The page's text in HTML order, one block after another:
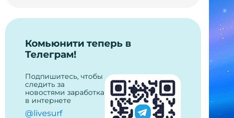
Комьюнити теперь в
Телеграм!
Подпишитесь, чтобы
следить за
новостями заработка
в интернете
@livesurf